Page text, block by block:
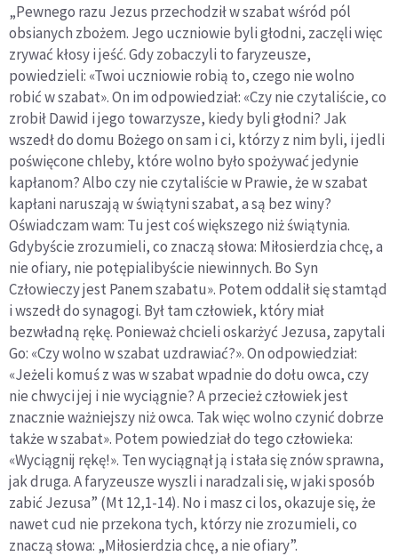
„Pewnego razu Jezus przechodził w szabat wśród pól
obsianych zbożem. Jego uczniowie byli głodni, zaczęli więc
zrywać kłosy i jeść. Gdy zobaczyli to faryzeusze,
powiedzieli: «Twoi uczniowie robią to, czego nie wolno
robić w szabat». On im odpowiedział: «Czy nie czytaliście, co
zrobił Dawid i jego towarzysze, kiedy byli głodni? Jak
wszedł do domu Bożego on sam i ci, którzy z nim byli, i jedli
poświęcone chleby, które wolno było spożywać jedynie
kapłanom? Albo czy nie czytaliście w Prawie, że w szabat
kapłani naruszają w świątyni szabat, a są bez winy?
Oświadczam wam: Tu jest coś większego niż świątynia.
Gdybyście zrozumieli, co znaczą słowa: Miłosierdzia chcę, a
nie ofiary, nie potępialibyście niewinnych. Bo Syn
Człowieczy jest Panem szabatu». Potem oddalił się stamtąd
i wszedł do synagogi. Był tam człowiek, który miał
bezwładną rękę. Ponieważ chcieli oskarżyć Jezusa, zapytali
Go: «Czy wolno w szabat uzdrawiać?». On odpowiedział:
«Jeżeli komuś z was w szabat wpadnie do dołu owca, czy
nie chwyci jej i nie wyciągnie? A przecież człowiek jest
znacznie ważniejszy niż owca. Tak więc wolno czynić dobrze
także w szabat». Potem powiedział do tego człowieka:
«Wyciągnij rękę!». Ten wyciągnął ją i stała się znów sprawna,
jak druga. A faryzeusze wyszli i naradzali się, w jaki sposób
zabić Jezusa” (Mt 12,1-14). No i masz ci los, okazuje się, że
nawet cud nie przekona tych, którzy nie zrozumieli, co
znaczą słowa: „Miłosierdzia chcę, a nie ofiary”.